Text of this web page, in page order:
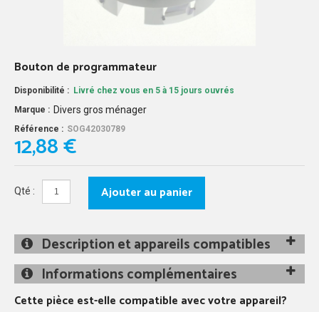
Bouton de programmateur
Disponibilité :
Livré chez vous en 5 à 15 jours ouvrés
Marque : Divers gros ménager
Référence : SOG42030789
12,88 €
Qté : Ajouter au panier
Description et appareils compatibles
Informations complémentaires
Cette pièce est-elle compatible avec votre appareil?